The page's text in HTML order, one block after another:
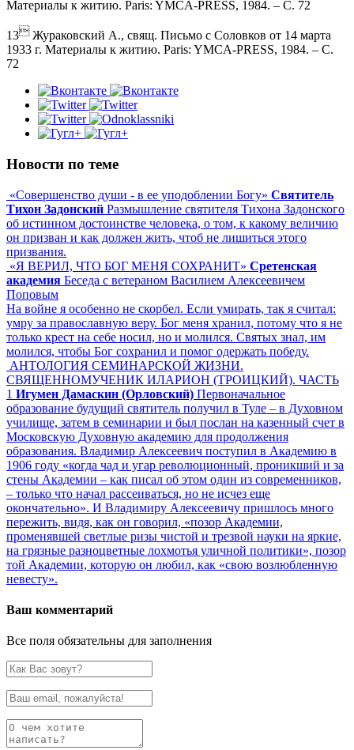
Материалы к житию. Paris: YMCA-PRESS, 1984. – C. 72
13Жураковский А., свящ. Письмо с Соловков от 14 марта
1933 г. Материалы к житию. Paris: YMCA-PRESS, 1984. – C.
72
Новости по теме
«Совершенство души - в ее уподоблении Богу» Святитель
Тихон Задонский Размышление святителя Тихона Задонского
об истинном достоинстве человека, о том, к какому величию
он призван и как должен жить, чтоб не лишиться этого
призвания.
«Я ВЕРИЛ, ЧТО БОГ МЕНЯ СОХРАНИТ» Сретенская
академия Беседа с ветераном Василием Алексеевичем
Поповым
На войне я особенно не скорбел. Если умирать, так я считал:
умру за православную веру. Бог меня хранил, потому что я не
только крест на себе носил, но и молился. Святых знал, им
молился, чтобы Бог сохранил и помог одержать победу.
АНТОЛОГИЯ СЕМИНАРСКОЙ ЖИЗНИ.
СВЯЩЕННОМУЧЕНИК ИЛАРИОН (ТРОИЦКИЙ). ЧАСТЬ
1 Игумен Дамаскин (Орловский) Первоначальное
образование будущий святитель получил в Туле – в Духовном
училище, затем в семинарии и был послан на казенный счет в
Московскую Духовную академию для продолжения
образования. Владимир Алексеевич поступил в Академию в
1906 году «когда чад и угар революционный, проникший и за
стены Академии – как писал об этом один из современников,
– только что начал рассеиваться, но не исчез еще
окончательно». И Владимиру Алексеевичу пришлось много
пережить, видя, как он говорил, «позор Академии,
променявшей светлые ризы чистой и трезвой науки на яркие,
на грязные разноцветные лохмотья уличной политики», позор
той Академии, которую он любил, как «свою возлюбленную
невесту».
Ваш комментарий
Все поля обязательны для заполнения